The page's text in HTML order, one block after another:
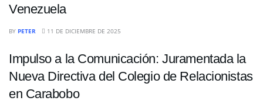
Venezuela
BY PETER 11 DE DICIEMBRE DE 2025
Impulso a la Comunicación: Juramentada la
Nueva Directiva del Colegio de Relacionistas
en Carabobo